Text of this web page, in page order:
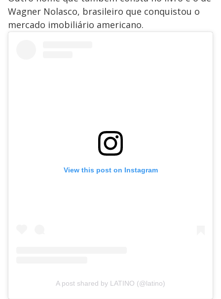
Wagner Nolasco, brasileiro que conquistou o
mercado imobiliário americano.
View this post on Instagram
A post shared by LATINO (@latino)